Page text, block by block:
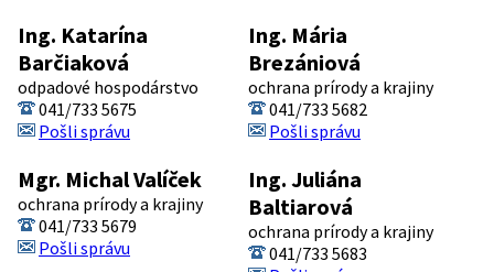
Ing. Katarína
Barčiaková
odpadové hospodárstvo
041/733 5675
Pošli správu
Ing. Mária
Brezániová
ochrana prírody a krajiny
041/733 5682
Pošli správu
Mgr. Michal Valíček
ochrana prírody a krajiny
041/733 5679
Pošli správu
Ing. Juliána
Baltiarová
ochrana prírody a krajiny
041/733 5683